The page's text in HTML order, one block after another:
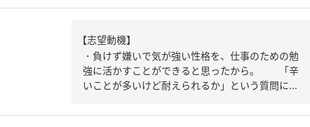
【志望動機】
・負けず嫌いで気が強い性格を、仕事のための勉
強に活かすことができると思ったから。 「辛
いことが多いけど耐えられるか」という質問に...